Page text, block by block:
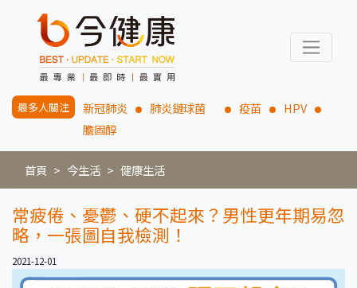
最多人關注 新冠肺炎 肺炎鏈球菌 疫苗
HPV
膽固醇
首頁 今生活 健康生活
常疲倦、憂鬱、硬不起來？男性更年期易忽
略，一張圖自我檢測！
2021-12-01